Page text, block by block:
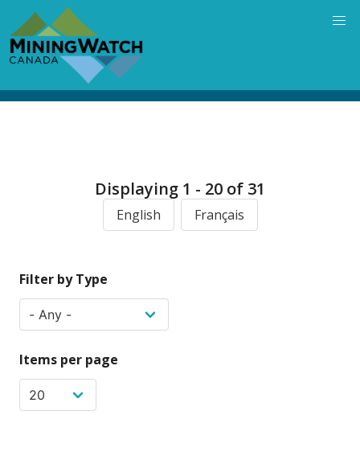
main
content
Displaying 1 - 20 of 31
English Français
Filter by Type
Items per page